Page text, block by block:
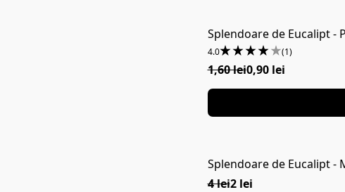
Splendoare de Eucalipt -
4.0 (1)
1,60 lei0,90 lei
Splendoare de Eucalipt -
4 lei2 lei